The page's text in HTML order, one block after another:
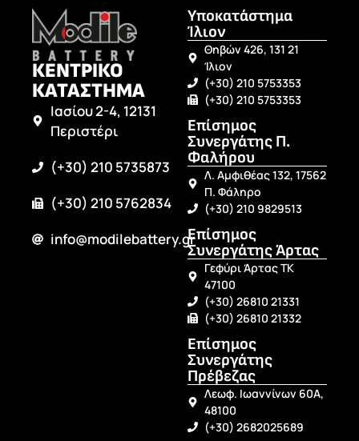
ΚΕΝΤΡΙΚΟ
ΚΑΤΑΣΤΗΜΑ
Ιασίου 2-4, 12131
Περιστέρι
(+30) 210 5735873
(+30) 210 5762834
info@modilebattery.gr
Υποκατάστημα
Ίλιον
Θηβών 426, 131 21
Ίλιον
(+30) 210 5753353
(+30) 210 5753353
Επίσημος
Συνεργάτης Π.
Φαλήρου
Λ. Αμφιθέας 132, 17562
Π. Φάληρο
(+30) 210 9829513
Επίσημος
Συνεργάτης Άρτας
Γεφύρι Άρτας ΤΚ
47100
(+30) 26810 21331
(+30) 26810 21332
Επίσημος
Συνεργάτης
Πρέβεζας
Λεωφ. Ιωαννίνων 60Α,
48100
(+30) 2682025689